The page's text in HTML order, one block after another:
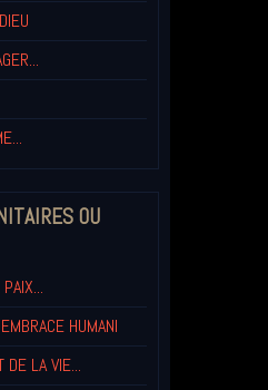
OU
HUMANI
DE LA VIE...